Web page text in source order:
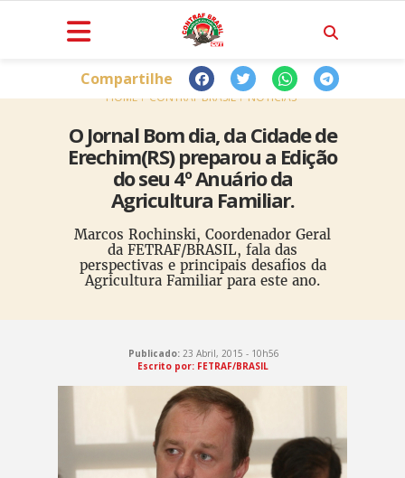
HOME CONTRAF BRASIL NOTÍCIAS
O Jornal Bom dia, da Cidade de
Erechim(RS) preparou a Edição
do seu 4º Anuário da
Agricultura Familiar.
Marcos Rochinski, Coordenador Geral
da FETRAF/BRASIL, fala das
perspectivas e principais desafios da
Agricultura Familiar para este ano.
Compartilhe
Publicado: 23 Abril, 2015 - 10h56
Escrito por: FETRAF/BRASIL